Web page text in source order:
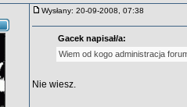
Wysłany: 20-09-2008, 07:38
Gacek napisał/a:
Wiem od kogo administracja
Nie wiesz.